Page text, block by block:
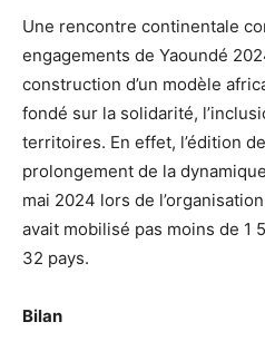
Une rencontre continentale
engagements de Yaoundé
construction d’un modèle
fondé sur la solidarité,
territoires. En effet, l’édition
prolongement de la
mai 2024 lors de
avait mobilisé pas moins de 1
32 pays.
Bilan